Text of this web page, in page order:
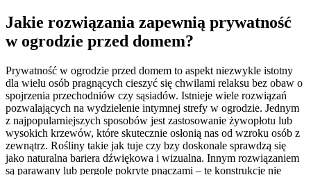
Jakie rozwiązania zapewnią prywatność
w ogrodzie przed domem?
Prywatność w ogrodzie przed domem to aspekt niezwykle istotny
dla wielu osób pragnących cieszyć się chwilami relaksu bez obaw o
spojrzenia przechodniów czy sąsiadów. Istnieje wiele rozwiązań
pozwalających na wydzielenie intymnej strefy w ogrodzie. Jednym
z najpopularniejszych sposobów jest zastosowanie żywopłotu lub
wysokich krzewów, które skutecznie osłonią nas od wzroku osób z
zewnątrz. Rośliny takie jak tuje czy bzy doskonale sprawdzą się
jako naturalna bariera dźwiękowa i wizualna. Innym rozwiązaniem
są parawany lub pergole pokryte pnączami – te konstrukcje nie